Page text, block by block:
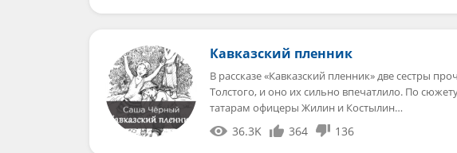
Кавказский пленник
В рассказе «Кавказский пленник» две сестры
Толстого, и оно их сильно впечатлило. По
татарам офицеры Жилин и Костылин…
36.3K 364 136